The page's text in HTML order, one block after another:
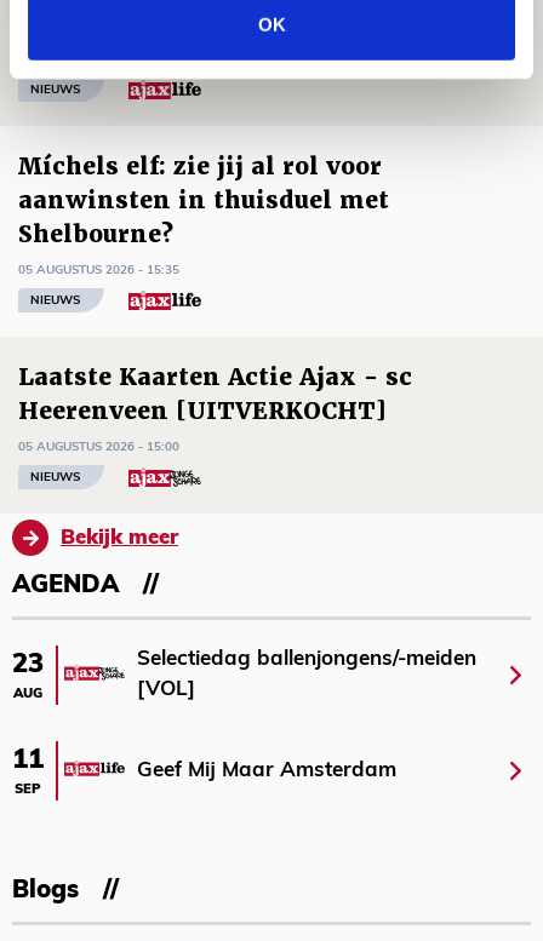
OK
05 AUGUSTUS 2026 - 20:00
NIEUWS
Míchels elf: zie jij al rol voor
aanwinsten in thuisduel met
Shelbourne?
05 AUGUSTUS 2026 - 15:35
NIEUWS
Laatste Kaarten Actie Ajax - sc
Heerenveen [UITVERKOCHT]
05 AUGUSTUS 2026 - 15:00
NIEUWS
Bekijk meer
AGENDA
23
AUG
Selectiedag ballenjongens/-meiden
[VOL]
11
SEP
Geef Mij Maar Amsterdam
Blogs